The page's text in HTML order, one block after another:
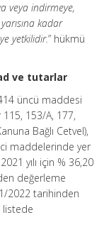
veya indirmeye,
kadar
yetkilidir.” hükmü
ve tutarlar
üncü maddesi
115, 153/A, 177,
Bağlı Cetvel),
maddelerinde yer
yılı için % 36,20
değerleme
2022 tarihinden
listede